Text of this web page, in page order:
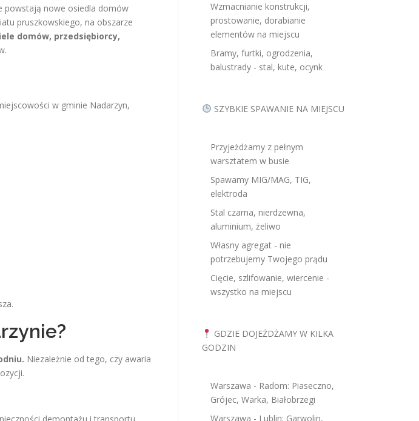
powstają nowe osiedla domów
pruszkowskiego, na obszarze
domów, przedsiębiorcy,
w gminie Nadarzyn,
Niezależnie od tego, czy awaria
Wzmacnianie konstrukcji,
prostowanie, dorabianie
elementów na miejscu
Bramy, furtki, ogrodzenia,
balustrady - stal, kute, ocynk
SZYBKIE SPAWANIE NA MIEJSCU
Przyjeżdżamy z pełnym
warsztatem w busie
Spawamy MIG/MAG, TIG,
elektroda
Stal czarna, nierdzewna,
aluminium, żeliwo
Własny agregat - nie
potrzebujemy Twojego prądu
Cięcie, szlifowanie, wiercenie -
wszystko na miejscu
GDZIE DOJEŻDŻAMY W KILKA
GODZIN
Warszawa - Radom: Piaseczno,
Grójec, Warka, Białobrzegi
Warszawa - Lublin: Garwolin,